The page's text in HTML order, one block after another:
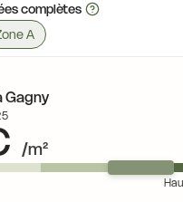
complètes
A
Gagny
/m²